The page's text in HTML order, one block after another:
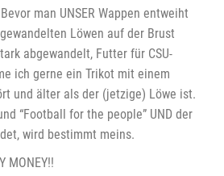
man UNSER Wappen entweiht
Löwen auf der Brust
abgewandelt, Futter für CSU-
ich gerne ein Trikot mit einem
und älter als der (jetzige) Löwe ist.
“Football for the people” UND der
wird bestimmt meins.
MONEY!!